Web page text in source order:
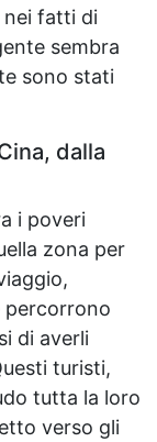
nei fatti di
sembra
sono stati
dalla
i poveri
zona per
percorrono
di averli
turisti,
tutta la loro
verso gli